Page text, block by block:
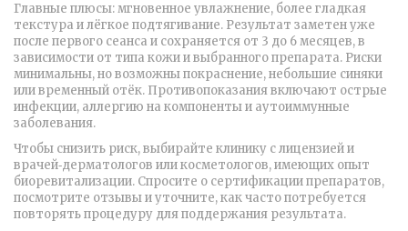
Главные плюсы: мгновенное увлажнение, более гладкая
текстура и лёгкое подтягивание. Результат заметен уже
после первого сеанса и сохраняется от 3 до 6 месяцев, в
зависимости от типа кожи и выбранного препарата. Риски
минимальны, но возможны покраснение, небольшие синяки
или временный отёк. Противопоказания включают острые
инфекции, аллергию на компоненты и аутоиммунные
заболевания.
Чтобы снизить риск, выбирайте клинику с лицензией и
врачей‑дерматологов или косметологов, имеющих опыт
биоревитализации. Спросите о сертификации препаратов,
посмотрите отзывы и уточните, как часто потребуется
повторять процедуру для поддержания результата.